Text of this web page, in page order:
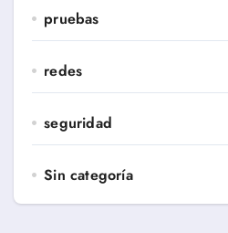
pruebas
redes
seguridad
Sin categoría